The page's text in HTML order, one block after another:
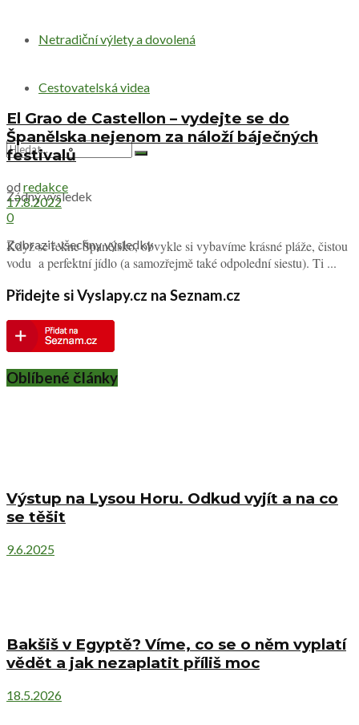
Netradiční výlety a dovolená
Cestovatelská videa
Žádný výsledek
Zobrazit všechny výsledky
El Grao de Castellon – vydejte se do
Španělska nejenom za náloží báječných
festivalů
od redakce
17.8.2022
0
Když se řekne Španělsko, obvykle si vybavíme krásné pláže, čistou
vodu a perfektní jídlo (a samozřejmě také odpolední siestu). Ti ...
Přidejte si Vyslapy.cz na Seznam.cz
Oblíbené články
Výstup na Lysou Horu. Odkud vyjít a na co
se těšit
9.6.2025
Bakšiš v Egyptě? Víme, co se o něm vyplatí
vědět a jak nezaplatit příliš moc
18.5.2026